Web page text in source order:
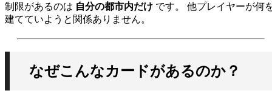
制限があるのは 自分の都市内だけ です。 他プレイヤーが何
建てていようと関係ありません。
なぜこんなカードがあるのか？